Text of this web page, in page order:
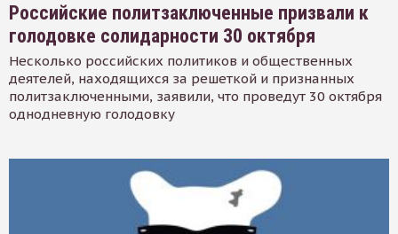
Российские политзаключенные призвали к
голодовке солидарности 30 октября
Несколько российских политиков и общественных
деятелей, находящихся за решеткой и признанных
политзаключенными, заявили, что проведут 30 октября
однодневную голодовку